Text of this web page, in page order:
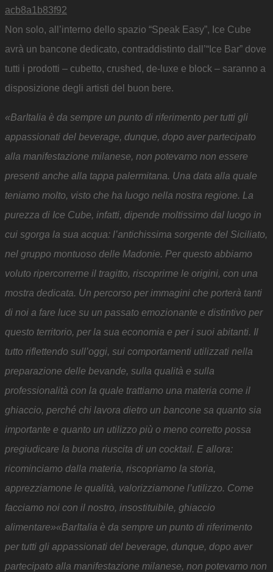
Non solo, all’interno dello spazio “Speak Easy”, Ice Cube
avrà un bancone dedicato, contraddistinto dall’“Ice Bar” dove
tutti i prodotti – cubetto, crushed, de-luxe e block – saranno a
disposizione degli artisti del buon bere.
«BarItalia è da sempre un punto di riferimento per tutti gli
appassionati del beverage, dunque, dopo aver partecipato
alla manifestazione milanese, non potevamo non essere
presenti anche alla tappa palermitana. Una data alla quale
teniamo molto, visto che ha luogo nella nostra regione. La
purezza di Ice Cube, infatti, dipende moltissimo dal luogo in
cui sgorga la sua acqua: l’antichissima sorgente del Siciliato,
nel gruppo montuoso delle Madonie. Per questo abbiamo
voluto ripercorrerne il tragitto, riscoprirne le origini, con una
mostra dedicata. Un percorso per immagini che porterà tanti
di noi a fare luce su un passato emozionante e distintivo per
questo territorio, per la sua economia e per i suoi abitanti. Il
tutto riflettendo sull’oggi, sui comportamenti utilizzati nella
preparazione delle bevande, sulla qualità e sulla
professionalità con la quale trattiamo una materia come il
ghiaccio, perché chi lavora dietro un bancone sa quanto sia
importante e quanto un utilizzo più o meno corretto possa
pregiudicare la buona riuscita di un cocktail. E allora:
ricominciamo dalla materia, riscopriamo la storia,
apprezziamone le qualità, valorizziamone l’utilizzo. Come
facciamo noi con il nostro, insostituibile, ghiaccio
alimentare»«BarItalia è da sempre un punto di riferimento
per tutti gli appassionati del beverage, dunque, dopo aver
partecipato alla manifestazione milanese, non potevamo non